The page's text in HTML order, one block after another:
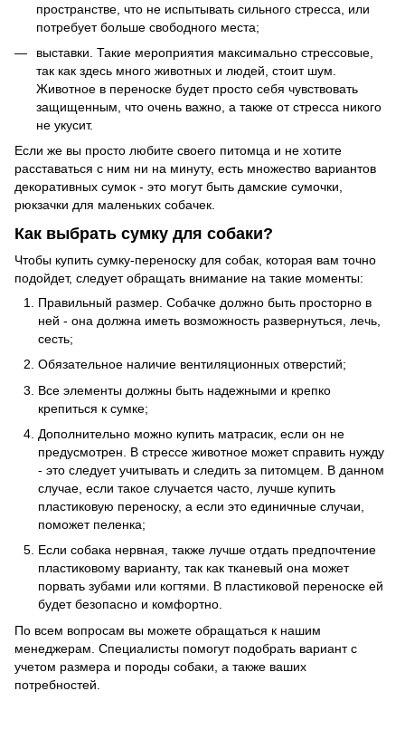
пространстве, что не испытывать сильного стресса, или
потребует больше свободного места;
выставки. Такие мероприятия максимально стрессовые,
так как здесь много животных и людей, стоит шум.
Животное в переноске будет просто себя чувствовать
защищенным, что очень важно, а также от стресса никого
не укусит.
Если же вы просто любите своего питомца и не хотите
расставаться с ним ни на минуту, есть множество вариантов
декоративных сумок - это могут быть дамские сумочки,
рюкзачки для маленьких собачек.
Как выбрать сумку для собаки?
Чтобы купить сумку-переноску для собак, которая вам точно
подойдет, следует обращать внимание на такие моменты:
Правильный размер. Собачке должно быть просторно в
ней - она должна иметь возможность развернуться, лечь,
сесть;
Обязательное наличие вентиляционных отверстий;
Все элементы должны быть надежными и крепко
крепиться к сумке;
Дополнительно можно купить матрасик, если он не
предусмотрен. В стрессе животное может справить нужду
- это следует учитывать и следить за питомцем. В данном
случае, если такое случается часто, лучше купить
пластиковую переноску, а если это единичные случаи,
поможет пеленка;
Если собака нервная, также лучше отдать предпочтение
пластиковому варианту, так как тканевый она может
порвать зубами или когтями. В пластиковой переноске ей
будет безопасно и комфортно.
По всем вопросам вы можете обращаться к нашим
менеджерам. Специалисты помогут подобрать вариант с
учетом размера и породы собаки, а также ваших
потребностей.